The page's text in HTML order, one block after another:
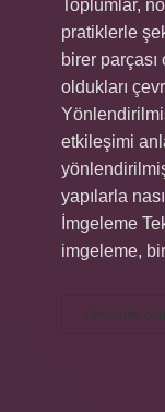
Toplumlar,
pratiklerle
birer
oldukları
etkileşimi
yapılarla
İmgeleme
imgeleme,
Devamını